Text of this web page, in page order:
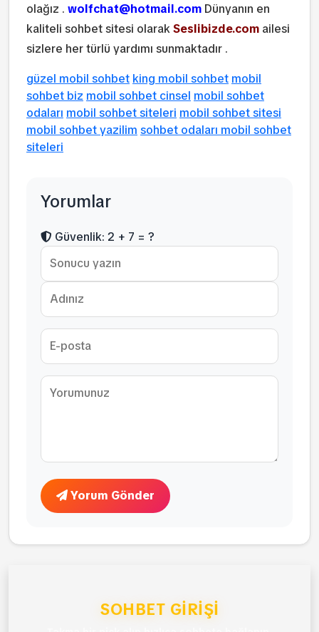
olağız . wolfchat@hotmail.com Dünyanın en
kaliteli sohbet sitesi olarakSeslibizde.com ailesi
sizlere her türlü yardımı sunmaktadır .
güzel mobil sohbet king mobil sohbet mobil
sohbet biz mobil sohbet cinsel mobil sohbet
odaları mobil sohbet siteleri mobil sohbet sitesi
mobil sohbet yazilim sohbet odaları mobil sohbet
siteleri
Yorumlar
Güvenlik: 2 + 7 = ?
Yorum Gönder
SOHBET GIRIŞI